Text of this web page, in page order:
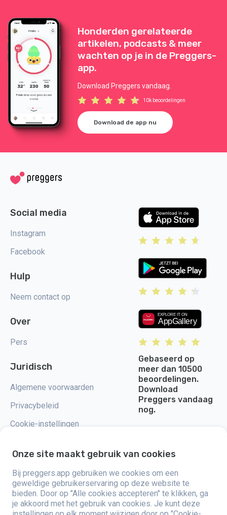
Honderden gerelateerde
artikelen, podcasts & meer
wachten op je in de Preggers-
app.
Download Preggers vandaag.
10k beoordelingen
Download de app nu
Social media
Instagram
Facebook
Hulp
Neem contact op
Over
Pers
Juridisch
Algemene voorwaarden
Privacybeleid
Cookie-instellingen
Gebaseerd op
meer dan 10500
beoordelingen.
Download
Preggers vandaag
nog.
Preggers, opgericht door het Zweedse app-studio Stroller AB in 2017,
heeft als doel het ouderschap te vereenvoudigen voor aanstaande en
nieuwe ouders wereldwijd. Met een divers team en samenwerkingen met
experts, hebben ze gebruiksvriendelijke apps ontwikkeld die door meer
dan twee miljoen mensen worden gebruikt. Preggers biedt een unieke 3D-
Onze site maakt gebruik van cookies
Bij preggers.app gebruiken we cookies om een
geweldige gebruikerservaring op deze website te
bieden. Door op "Alle cookies accepteren" te klikken, ga
je akkoord met het gebruik van cookies. Je kunt deze